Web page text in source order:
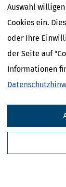
Auswahl
Cookies ein.
oder Ihre
der Seite auf
Informationen
Kostenlose
Steuertipps
Ja, ich möchte
Meine